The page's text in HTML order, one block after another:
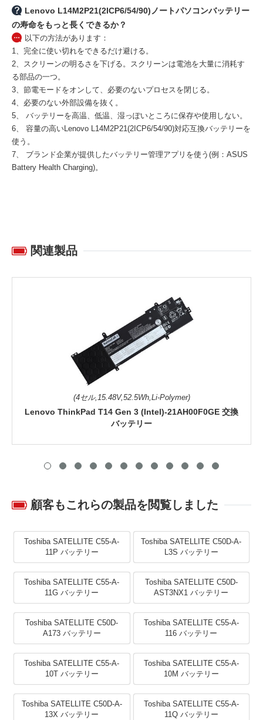
Lenovo L14M2P21(2ICP6/54/90)ノートパソコンバッテリー
の寿命をもっと長くできるか？
以下の方法があります：
1、完全に使い切れをできるだけ避ける。
2、スクリーンの明るさを下げる。スクリーンは電池を大量に消耗す
る部品の一つ。
3、節電モードをオンして、必要のないプロセスを閉じる。
4、必要のない外部設備を抜く。
5、 バッテリーを高温、低温、湿っぽいところに保存や使用しない。
6、 容量の高いLenovo L14M2P21(2ICP6/54/90)対応互換バッテリーを
使う。
7、 ブランド企業が提供したバッテリー管理アプリを使う(例：ASUS
Battery Health Charging)。
関連製品
(4セル,15.48V,52.5Wh,Li-Polymer)
Lenovo ThinkPad T14 Gen 3 (Intel)-21AH00F0GE 交換
バッテリー
顧客もこれらの製品を閲覧しました
Toshiba SATELLITE C55-A-
11P バッテリー
Toshiba SATELLITE C50D-A-
L3S バッテリー
Toshiba SATELLITE C55-A-
11G バッテリー
Toshiba SATELLITE C50D-
AST3NX1 バッテリー
Toshiba SATELLITE C50D-
A173 バッテリー
Toshiba SATELLITE C55-A-
116 バッテリー
Toshiba SATELLITE C55-A-
10T バッテリー
Toshiba SATELLITE C55-A-
10M バッテリー
Toshiba SATELLITE C50D-A-
13X バッテリー
Toshiba SATELLITE C55-A-
11Q バッテリー